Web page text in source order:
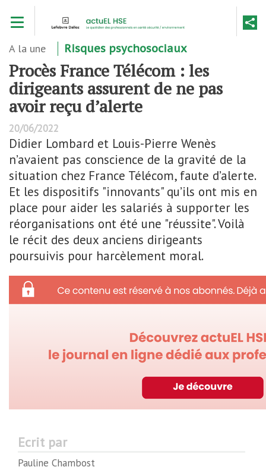
contenu
A la une Risques psychosociaux
Procès France Télécom : les
dirigeants assurent de ne pas
avoir reçu d’alerte
20/06/2022
Didier Lombard et Louis-Pierre Wenès
n’avaient pas conscience de la gravité de la
situation chez France Télécom, faute d’alerte.
Et les dispositifs "innovants" qu’ils ont mis en
place pour aider les salariés à supporter les
réorganisations ont été une "réussite". Voilà
le récit des deux anciens dirigeants
poursuivis pour harcèlement moral.
Ecrit par
Pauline Chambost